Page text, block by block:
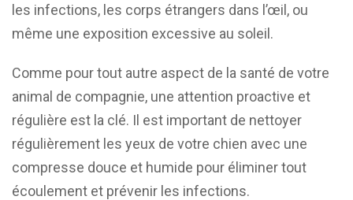
les infections, les corps étrangers dans l’œil, ou
même une exposition excessive au soleil.
Comme pour tout autre aspect de la santé de votre
animal de compagnie, une attention proactive et
régulière est la clé. Il est important de nettoyer
régulièrement les yeux de votre chien avec une
compresse douce et humide pour éliminer tout
écoulement et prévenir les infections.